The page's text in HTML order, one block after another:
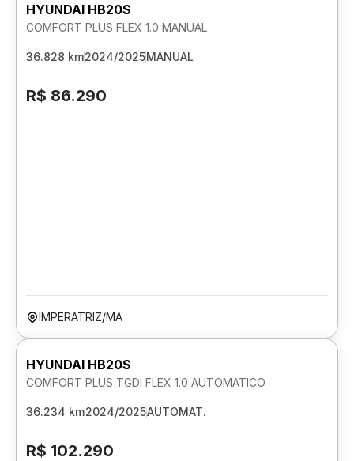
HYUNDAI HB20S
COMFORT PLUS FLEX 1.0 MANUAL
36.828 km2024/2025MANUAL
R$ 86.290
IMPERATRIZ/MA
HYUNDAI HB20S
COMFORT PLUS TGDI FLEX 1.0 AUTOMATICO
36.234 km2024/2025AUTOMAT.
R$ 102.290